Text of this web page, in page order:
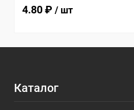
4.80 ₽ / шт
Каталог